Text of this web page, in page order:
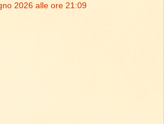
2026 alle ore 21:09